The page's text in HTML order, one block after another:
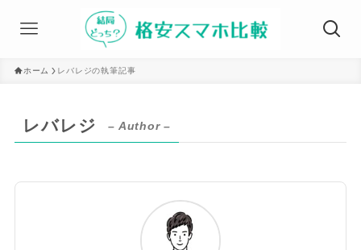
ホーム レバレジの執筆記事
レバレジ – Author –